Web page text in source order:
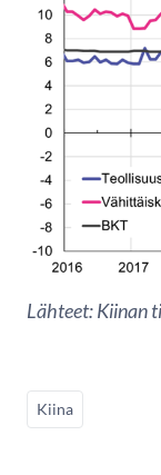
Lähteet: Kiinan
Kiina